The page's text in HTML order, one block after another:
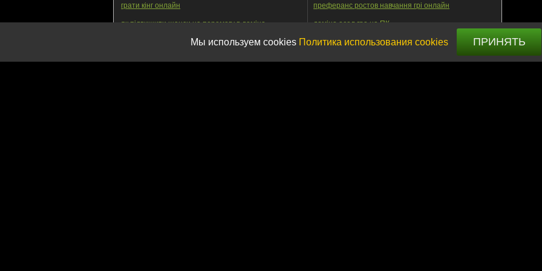
грати кінг онлайн преферанс ростов навчання грі онлайн
як підвищити шанси на перемогу в доміно доміно осел гра на ПК
грати в кінг на телефоніМы используем cookies Политика использования cookies ПРИНЯТЬ